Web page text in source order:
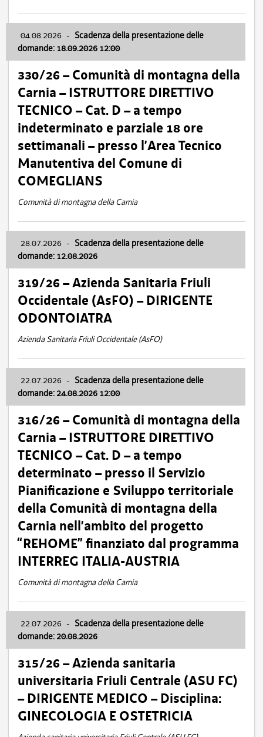
04.08.2026 - Scadenza della presentazione delle
domande: 18.09.2026 12:00
330/26 – Comunità di montagna della
Carnia – ISTRUTTORE DIRETTIVO
TECNICO – Cat. D – a tempo
indeterminato e parziale 18 ore
settimanali – presso l’Area Tecnico
Manutentiva del Comune di
COMEGLIANS
Comunità di montagna della Carnia
28.07.2026 - Scadenza della presentazione delle
domande: 12.08.2026
319/26 – Azienda Sanitaria Friuli
Occidentale (AsFO) – DIRIGENTE
ODONTOIATRA
Azienda Sanitaria Friuli Occidentale (AsFO)
22.07.2026 - Scadenza della presentazione delle
domande: 24.08.2026 12:00
316/26 – Comunità di montagna della
Carnia – ISTRUTTORE DIRETTIVO
TECNICO – Cat. D – a tempo
determinato – presso il Servizio
Pianificazione e Sviluppo territoriale
della Comunità di montagna della
Carnia nell’ambito del progetto
“REHOME” finanziato dal programma
INTERREG ITALIA-AUSTRIA
Comunità di montagna della Carnia
22.07.2026 - Scadenza della presentazione delle
domande: 20.08.2026
315/26 – Azienda sanitaria
universitaria Friuli Centrale (ASU FC)
– DIRIGENTE MEDICO – Disciplina:
GINECOLOGIA E OSTETRICIA